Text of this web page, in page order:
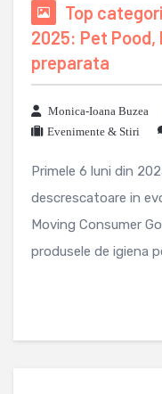
Top
2025: Pet
preparata
Monica-Ioana Buzea
Evenimente & Stiri
Primele 6 luni din
descrescatoare in
Moving Consumer
produsele de igiena